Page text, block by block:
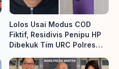
Lolos Usai Modus COD
Fiktif, Residivis Penipu HP
Dibekuk Tim URC Polres